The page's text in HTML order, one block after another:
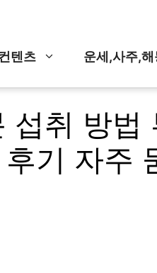
텐츠 운세,사주,해
섭취 방법
기 자주